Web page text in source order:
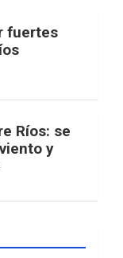
fuertes
Ríos: se
y